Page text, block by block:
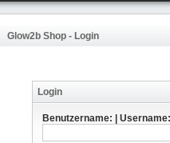
Glow2b Shop - Login
Login
Benutzername: | Username: